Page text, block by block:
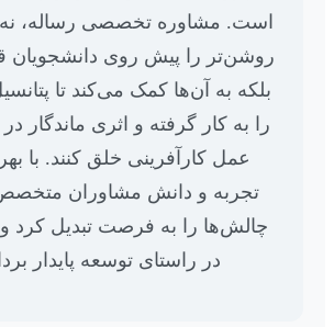
است. مشاوره تخصصی رساله، نه
روشن‌تر را پیش روی دانشجویان
بلکه به آن‌ها کمک می‌کند تا
را به کار گرفته و اثری ماندگار در
عمل کارآفرینی خلق کنند. با
تجربه و دانش مشاوران
چالش‌ها را به فرصت تبدیل کرد و
در راستای توسعه پایدار